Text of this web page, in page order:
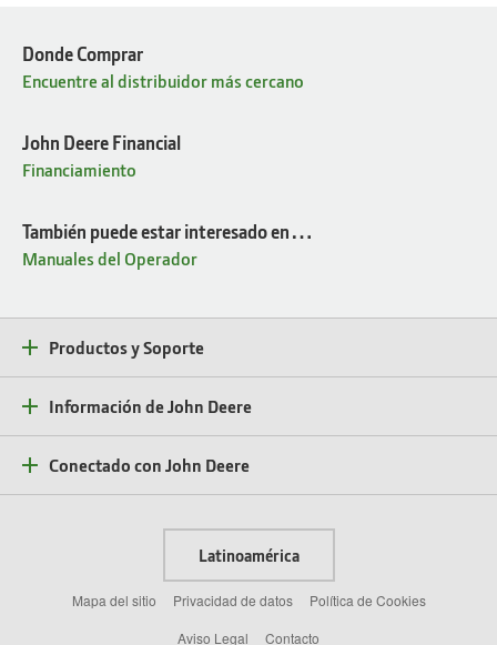
Donde Comprar
Encuentre al distribuidor más cercano
John Deere Financial
Financiamiento
También puede estar interesado en…
Manuales del Operador
Productos y Soporte
Información de John Deere
Conectado con John Deere
Latinoamérica
Mapa del sitio Privacidad de datos
Política de Cookies
Aviso Legal
Contacto